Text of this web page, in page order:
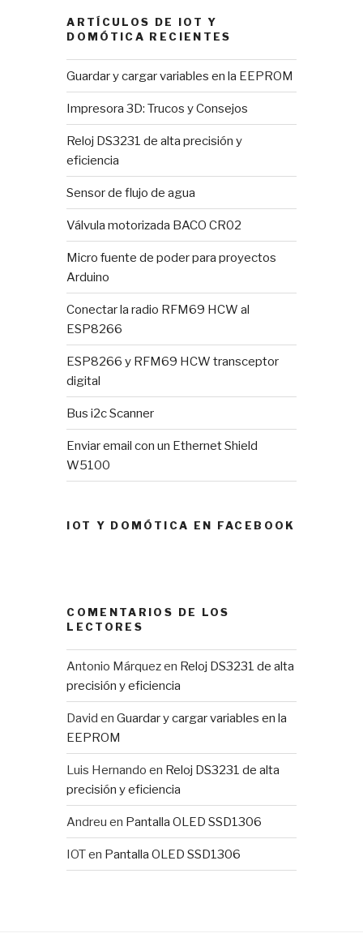
ARTÍCULOS DE IOT Y
DOMÓTICA RECIENTES
Guardar y cargar variables en la EEPROM
Impresora 3D: Trucos y Consejos
Reloj DS3231 de alta precisión y
eficiencia
Sensor de flujo de agua
Válvula motorizada BACO CR02
Micro fuente de poder para proyectos
Arduino
Conectar la radio RFM69 HCW al
ESP8266
ESP8266 y RFM69 HCW transceptor
digital
Bus i2c Scanner
Enviar email con un Ethernet Shield
W5100
IOT Y DOMÓTICA EN FACEBOOK
COMENTARIOS DE LOS
LECTORES
Antonio Márquezen Reloj DS3231 de alta
precisión y eficiencia
David enGuardar y cargar variables en la
EEPROM
Luis Hernando en Reloj DS3231 de alta
precisión y eficiencia
Andreu en Pantalla OLED SSD1306
IOTen Pantalla OLED SSD1306